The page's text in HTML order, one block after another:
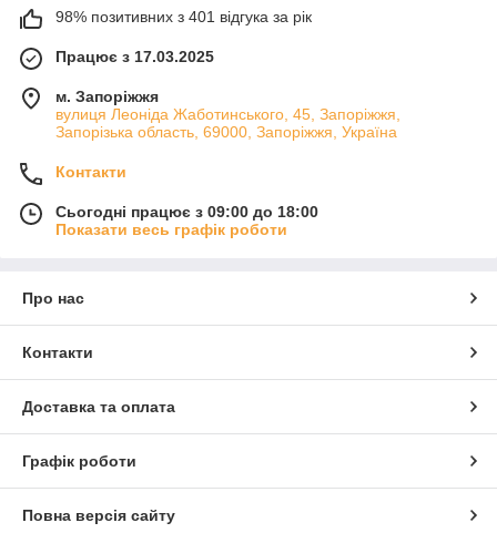
98% позитивних з 401 відгука за рік
Працює з 17.03.2025
м. Запоріжжя
вулиця Леоніда Жаботинського, 45, Запоріжжя,
Запорізька область, 69000, Запоріжжя, Україна
Контакти
Сьогодні працює з 09:00 до 18:00
Показати весь графік роботи
Про нас
Контакти
Доставка та оплата
Графік роботи
Повна версія сайту